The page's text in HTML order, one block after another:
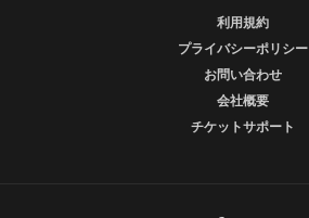
利用規約
プライバシーポリシー
お問い合わせ
会社概要
チケットサポート